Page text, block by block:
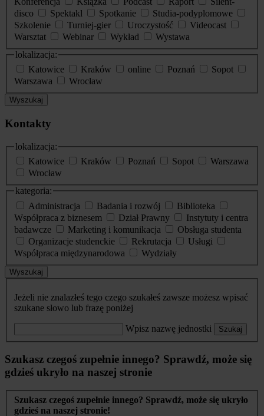
disco
Spektakl Spotkanie
Studia-podyplomowe
Szkolenie
Turniej-gier Uroczystość
Videocast
Warsztat
Webinar Wykład
Wystawa
lokalizacja:
Katowice
Kraków online Poznań
Sopot
Warszawa
Wrocław
Wyszukaj
Kontakty
lokalizacja:
Katowice
Kraków Poznań Sopot
Warszawa
Wrocław
kategoria:
Administracja
Badania i rozwój
Biblioteka
Współpraca z biznesem
Dział Prawny
Instytuty i centra
badawcze
Marketing i komunikacja
Obsługa studenta
Organizacje studenckie
Rekrutacja
Usługi
Współpraca międzynarodowa
Wydziały
Wyszukaj
Jeżeli nie znalazłeś tego czego szukałeś zawsze możesz wpisać
szukane słowo lub frazę poniżej
Wpisz nazwę jednostki Szukaj
Szukasz czegoś zupełnie innego? Sprawdź, może się
gdzieś ukryło na naszej stronie
Szukasz czegoś zupełnie innego? Sprawdź, może się ukryło
gdzieś na naszej stronie!